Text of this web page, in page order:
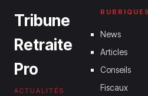
Tribune
Retraite
Pro
ACTUALITÉS
RUBRIQUES
News
Articles
Conseils
Fiscaux